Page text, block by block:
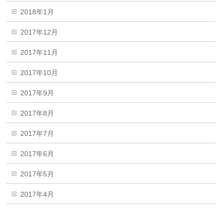
2018年1月
2017年12月
2017年11月
2017年10月
2017年9月
2017年8月
2017年7月
2017年6月
2017年5月
2017年4月